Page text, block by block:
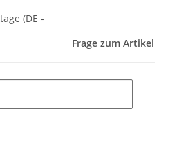
(DE -
Frage zum Artikel